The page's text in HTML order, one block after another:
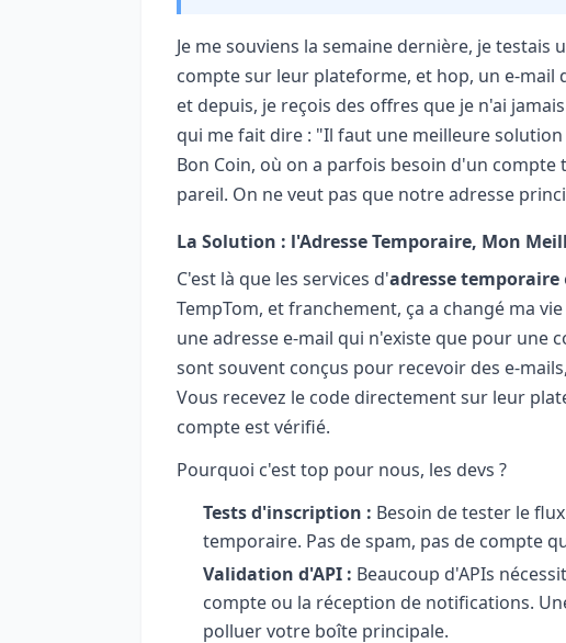
Je me souviens la semaine dernière, je
compte sur leur plateforme, et hop, un e-mail
et depuis, je reçois des offres que je n'ai
qui me fait dire : "Il faut une meilleure
Bon Coin, où on a parfois besoin d'un
pareil. On ne veut pas que notre adresse
La Solution : l'Adresse Temporaire, Mon
C'est là que les services d'adresse temporaire
TempTom, et franchement, ça a changé ma
une adresse e-mail qui n'existe que pour une
sont souvent conçus pour recevoir des e-
Vous recevez le code directement sur leur
compte est vérifié.
Pourquoi c'est top pour nous, les devs ?
Tests d'inscription : Besoin de tester le
temporaire. Pas de spam, pas de compte
Validation d'API : Beaucoup d'APIs
compte ou la réception de notifications.
polluer votre boîte principale.